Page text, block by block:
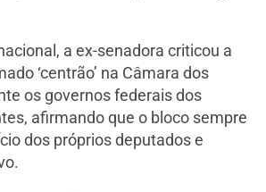
a ex-senadora criticou a
‘centrão’ na Câmara dos
os governos federais dos
afirmando que o bloco sempre
dos próprios deputados e